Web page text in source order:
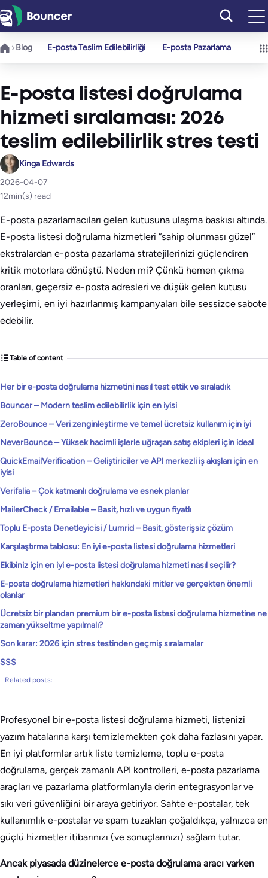
İçeriğe
geç
Blog E-posta Teslim Edilebilirliği E-posta Pazarlama
E-posta listesi doğrulama
hizmeti sıralaması: 2026
teslim edilebilirlik stres testi
Kinga Edwards
2026-04-07
12min(s) read
E-posta pazarlamacıları gelen kutusuna ulaşma baskısı altında.
E-posta listesi doğrulama hizmetleri “sahip olunması güzel”
ekstralardan e-posta pazarlama stratejilerinizi güçlendiren
kritik motorlara dönüştü. Neden mi? Çünkü hemen çıkma
oranları, geçersiz e-posta adresleri ve düşük gelen kutusu
yerleşimi, en iyi hazırlanmış kampanyaları bile sessizce sabote
edebilir.
Table of content
Her bir e-posta doğrulama hizmetini nasıl test ettik ve sıraladık
Bouncer – Modern teslim edilebilirlik için en iyisi
ZeroBounce – Veri zenginleştirme ve temel ücretsiz kullanım için iyi
NeverBounce – Yüksek hacimli işlerle uğraşan satış ekipleri için ideal
QuickEmailVerification – Geliştiriciler ve API merkezli iş akışları için en
iyisi
Verifalia – Çok katmanlı doğrulama ve esnek planlar
MailerCheck / Emailable – Basit, hızlı ve uygun fiyatlı
Toplu E-posta Denetleyicisi / Lumrid – Basit, gösterişsiz çözüm
Karşılaştırma tablosu: En iyi e-posta listesi doğrulama hizmetleri
Ekibiniz için en iyi e-posta listesi doğrulama hizmeti nasıl seçilir?
E-posta doğrulama hizmetleri hakkındaki mitler ve gerçekten önemli
olanlar
Ücretsiz bir plandan premium bir e-posta listesi doğrulama hizmetine ne
zaman yükseltme yapılmalı?
Son karar: 2026 için stres testinden geçmiş sıralamalar
SSS
Related posts:
Profesyonel bir e-posta listesi doğrulama hizmeti, listenizi
yazım hatalarına karşı temizlemekten çok daha fazlasını yapar.
En iyi platformlar artık liste temizleme, toplu e-posta
doğrulama, gerçek zamanlı API kontrolleri, e-posta pazarlama
araçları ve pazarlama platformlarıyla derin entegrasyonlar ve
sıkı veri güvenliğini bir araya getiriyor. Sahte e-postalar, tek
kullanımlık e-postalar ve spam tuzakları çoğaldıkça, yalnızca en
güçlü hizmetler itibarınızı (ve sonuçlarınızı) sağlam tutar.
Ancak piyasada düzinelerce e-posta doğrulama aracı varken